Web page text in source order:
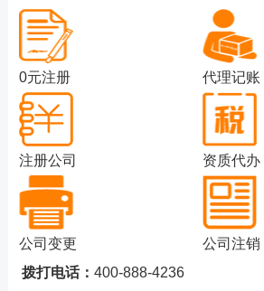
0元注册 代理记账
注册公司 资质代办
公司变更
公司注销
拨打电话： 400-888-4236